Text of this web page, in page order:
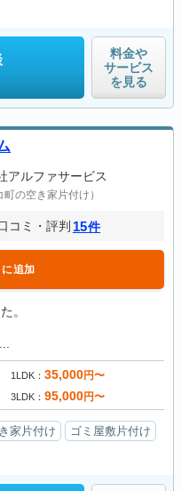
料金や
サービス
を見る
アルファサービス
町の空き家片付け）
コミ・評判 15件
追加
。
1LDK 35,000円〜
3LDK 95,000円〜
家片付け
ゴミ屋敷片付け